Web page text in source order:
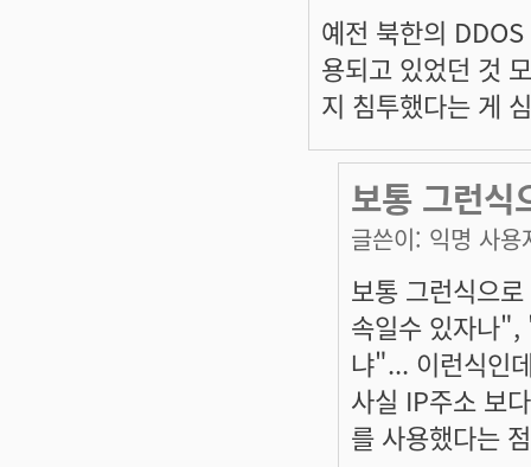
예전 북한의
용되고 있었던 것
지 침투했다는 게
보통 그런식
글쓴이: 익명 사용
보통 그런식으
속일수 있자나",
냐"... 이런식인
사실 IP주소 보
를 사용했다는